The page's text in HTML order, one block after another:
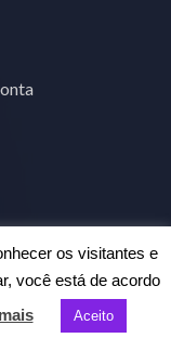
os visitantes e
você está de acordo
Aceito